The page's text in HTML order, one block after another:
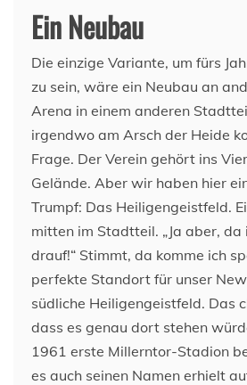
Ein Neubau
Die einzige Variante, um fürs
zu sein, wäre ein Neubau an
Arena in einem anderen
irgendwo am Arsch der Heide
Frage. Der Verein gehört ins
Gelände. Aber wir haben hier
Trumpf: Das Heiligengeistfeld.
mitten im Stadtteil. „Ja aber, da
drauf!“ Stimmt, da komme ich
perfekte Standort für unser
südliche Heiligengeistfeld. Das
dass es genau dort stehen
1961 erste Millerntor-Stadion
es auch seinen Namen erhielt